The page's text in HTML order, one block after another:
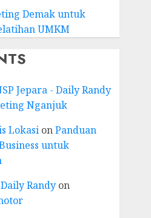
Demak untuk
UMKM
Jepara - Daily Randy
Nganjuk
LokasionPanduan
untuk
Randyon